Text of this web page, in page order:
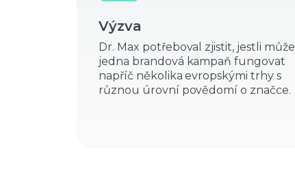
Výzva
Dr. Max potřeboval zjistit, jestli může
jedna brandová kampaň fungovat
napříč několika evropskými trhy s
různou úrovní povědomí o značce.